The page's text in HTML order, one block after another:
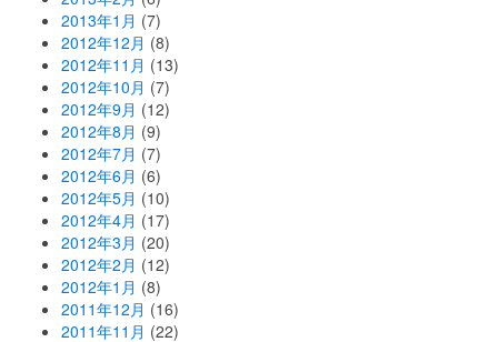
2013年1月 (7)
2012年12月 (8)
2012年11月 (13)
2012年10月 (7)
2012年9月 (12)
2012年8月 (9)
2012年7月 (7)
2012年6月 (6)
2012年5月 (10)
2012年4月 (17)
2012年3月 (20)
2012年2月 (12)
2012年1月 (8)
2011年12月 (16)
2011年11月 (22)